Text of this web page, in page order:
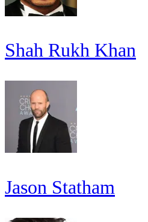
Shah Rukh Khan
Jason Statham